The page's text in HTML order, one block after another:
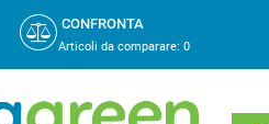
CONFRONTA
Articoli da comparare: 0